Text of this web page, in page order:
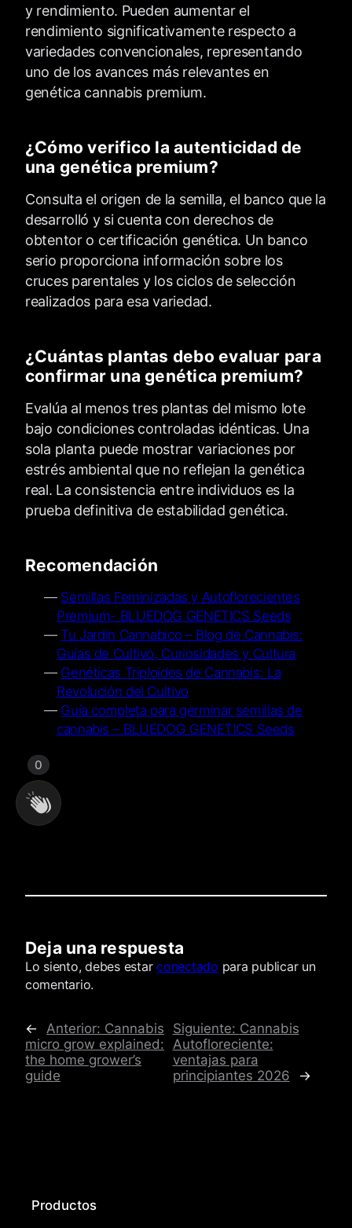
y rendimiento. Pueden aumentar el
rendimiento significativamente respecto a
variedades convencionales, representando
uno de los avances más relevantes en
genética cannabis premium.
¿Cómo verifico la autenticidad de
una genética premium?
Consulta el origen de la semilla, el banco que la
desarrolló y si cuenta con derechos de
obtentor o certificación genética. Un banco
serio proporciona información sobre los
cruces parentales y los ciclos de selección
realizados para esa variedad.
¿Cuántas plantas debo evaluar para
confirmar una genética premium?
Evalúa al menos tres plantas del mismo lote
bajo condiciones controladas idénticas. Una
sola planta puede mostrar variaciones por
estrés ambiental que no reflejan la genética
real. La consistencia entre individuos es la
prueba definitiva de estabilidad genética.
Recomendación
Semillas Feminizadas y Autoflorecientes
Premium- BLUEDOG GENETICS Seeds
Tu Jardin Cannabico – Blog de Cannabis:
Guías de Cultivo, Curiosidades y Cultura
Genéticas Triploides de Cannabis: La
Revolución del Cultivo
Guía completa para germinar semillas de
cannabis – BLUEDOG GENETICS Seeds
0
Comentarios
Deja una respuesta
Lo siento, debes estarconectado para publicar un
comentario.
← Anterior: Cannabis
micro grow explained:
the home grower’s
guide
Siguiente: Cannabis
Autofloreciente:
ventajas para
principiantes 2026
→
Productos